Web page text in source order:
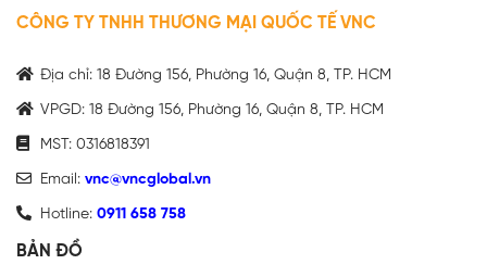
CÔNG TY TNHH THƯƠNG MẠI QUỐC TẾ VNC
Địa chỉ: 18 Đường 156, Phường 16, Quận 8, TP. HCM
VPGD: 18 Đường 156, Phường 16, Quận 8, TP. HCM
MST: 0316818391
Email: vnc@vncglobal.vn
Hotline: 0911 658 758
BẢN ĐỒ